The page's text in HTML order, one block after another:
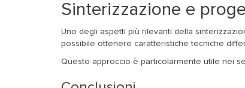
Sinterizzazione e
Uno degli aspetti più rilevanti della
possibile ottenere caratteristiche tecniche
Questo approccio è particolarmente utile nei